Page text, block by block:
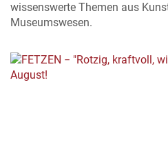
wissenswerte Themen aus
Museumswesen.